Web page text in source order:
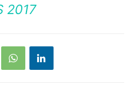
2017